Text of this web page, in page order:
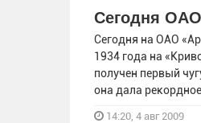
Сегодня ОАО
Сегодня на ОАО
1934 года на
получен первый
она дала
14:20, 4 авг 2009